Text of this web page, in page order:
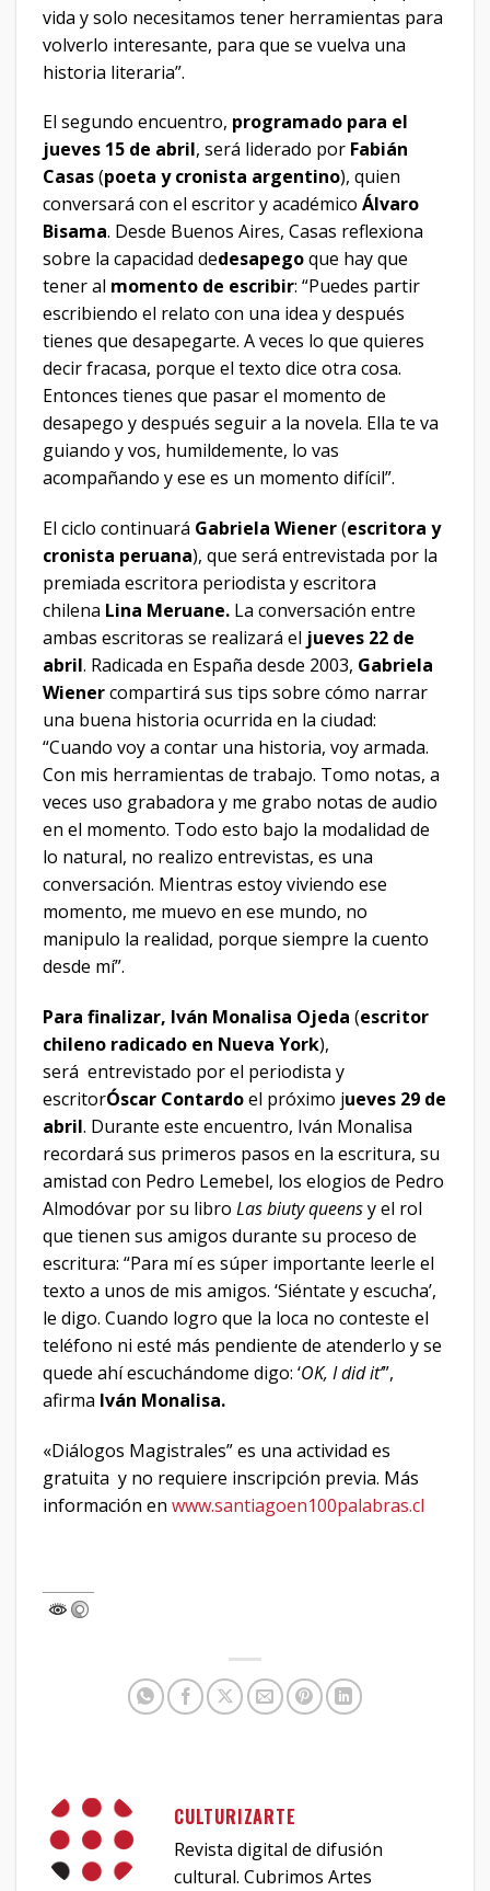
vida y solo necesitamos tener herramientas para
volverlo interesante, para que se vuelva una
historia literaria”.
El segundo encuentro, programado para el
jueves 15 de abril, será liderado por Fabián
Casas(poeta y cronista argentino), quien
conversará con el escritor y académico Álvaro
Bisama. Desde Buenos Aires, Casas reflexiona
sobre la capacidad dedesapegoque hay que
tener al momento de escribir: “Puedes partir
escribiendo el relato con una idea y después
tienes que desapegarte. A veces lo que quieres
decir fracasa, porque el texto dice otra cosa.
Entonces tienes que pasar el momento de
desapego y después seguir a la novela. Ella te va
guiando y vos, humildemente, lo vas
acompañando y ese es un momento difícil”.
El ciclo continuará Gabriela Wiener(escritora y
cronista peruana), que será entrevistada por la
premiada escritora periodista y escritora
chilena Lina Meruane. La conversación entre
ambas escritoras se realizará el jueves 22 de
abril. Radicada en España desde 2003, Gabriela
Wienercompartirá sus tips sobre cómo narrar
una buena historia ocurrida en la ciudad:
“Cuando voy a contar una historia, voy armada.
Con mis herramientas de trabajo. Tomo notas, a
veces uso grabadora y me grabo notas de audio
en el momento. Todo esto bajo la modalidad de
lo natural, no realizo entrevistas, es una
conversación. Mientras estoy viviendo ese
momento, me muevo en ese mundo, no
manipulo la realidad, porque siempre la cuento
desde mí”.
Para finalizar, Iván Monalisa Ojeda (escritor
chileno radicado en Nueva York),
será entrevistado por el periodista y
escritorÓscar Contardoel próximo jueves 29 de
abril. Durante este encuentro, Iván Monalisa
recordará sus primeros pasos en la escritura, su
amistad con Pedro Lemebel, los elogios de Pedro
Almodóvar por su libro Las biuty queensy el rol
que tienen sus amigos durante su proceso de
escritura: “Para mí es súper importante leerle el
texto a unos de mis amigos. ‘Siéntate y escucha’,
le digo. Cuando logro que la loca no conteste el
teléfono ni esté más pendiente de atenderlo y se
quede ahí escuchándome digo: ‘OK, I did it’”,
afirma Iván Monalisa.
«Diálogos Magistrales” es una actividad es
gratuita y no requiere inscripción previa. Más
información en www.santiagoen100palabras.cl
CULTURIZARTE
Revista digital de difusión
cultural. Cubrimos Artes